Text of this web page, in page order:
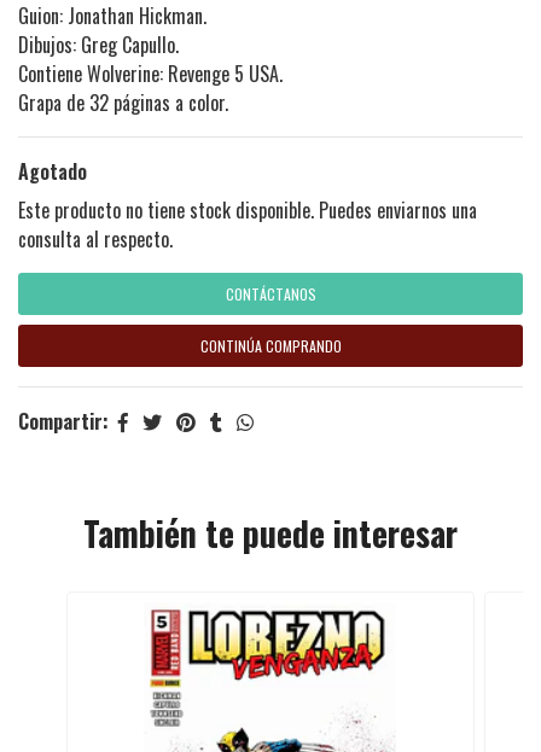
Guion: Jonathan Hickman.
Dibujos: Greg Capullo.
Contiene Wolverine: Revenge 5 USA.
Grapa de 32 páginas a color.
Agotado
Este producto no tiene stock disponible. Puedes enviarnos una
consulta al respecto.
CONTÁCTANOS
CONTINÚA COMPRANDO
Compartir:
También te puede interesar